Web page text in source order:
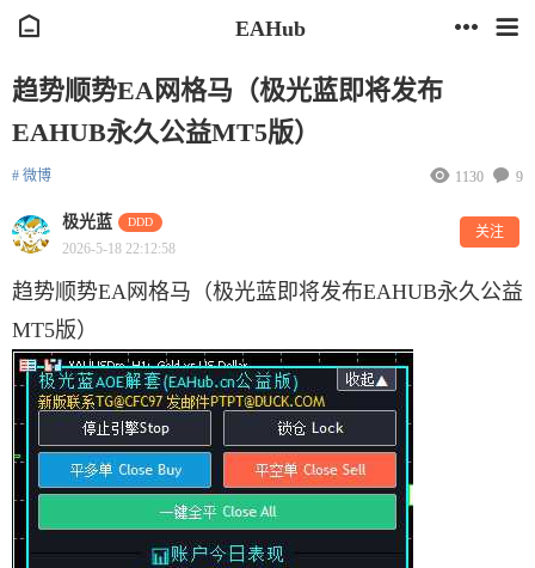
EAHub
趋势顺势EA网格马（极光蓝即将发布
EAHUB永久公益MT5版）
# 微博 9
1130
极光蓝 DDD
2026-5-18 22:12:58
关注
趋势顺势EA网格马（极光蓝即将发布EAHUB永久公益
MT5版）